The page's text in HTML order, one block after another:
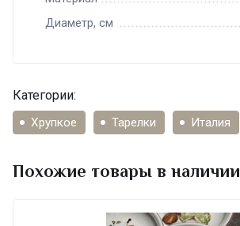
Диаметр, см
Категории:
Хрупкое Тарелки Италия
Похожие товары в наличии